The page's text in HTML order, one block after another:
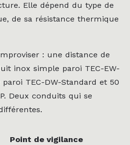
Elle dépend du type de
de sa résistance thermique
: une distance de
inox simple paroi TEC-EW-
TEC-DW-Standard et 50
Deux conduits qui se
Point de vigilance